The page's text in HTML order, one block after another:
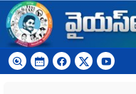
Skip to main content